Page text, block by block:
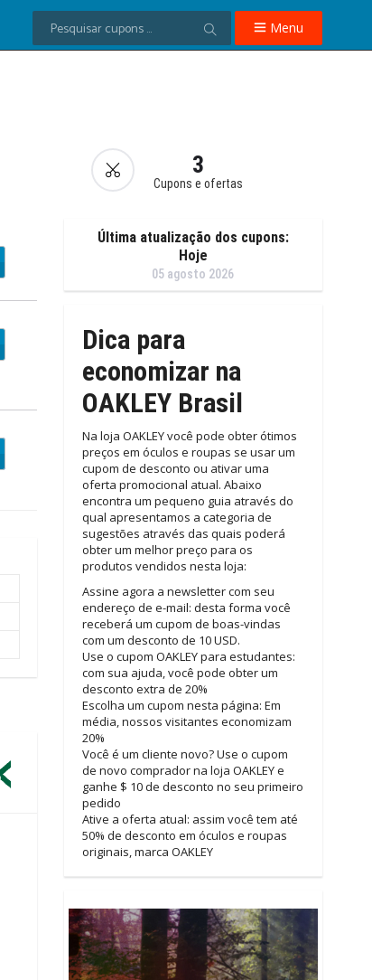
Menu
3
Cupons e ofertas
Última atualização dos cupons:
Hoje
05 agosto 2026
Dica para
economizar na
OAKLEY Brasil
Na loja OAKLEY você pode obter ótimos
preços em óculos e roupas se usar um
cupom de desconto ou ativar uma
oferta promocional atual. Abaixo
encontra um pequeno guia através do
qual apresentamos a categoria de
sugestões através das quais poderá
obter um melhor preço para os
produtos vendidos nesta loja:
Assine agora a newsletter com seu
endereço de e-mail: desta forma você
receberá um cupom de boas-vindas
com um desconto de 10 USD.
Use o cupom OAKLEY para estudantes:
com sua ajuda, você pode obter um
desconto extra de 20%
Escolha um cupom nesta página: Em
média, nossos visitantes economizam
20%
Você é um cliente novo? Use o cupom
de novo comprador na loja OAKLEY e
ganhe $ 10 de desconto no seu primeiro
pedido
Ative a oferta atual: assim você tem até
50% de desconto em óculos e roupas
originais, marca OAKLEY